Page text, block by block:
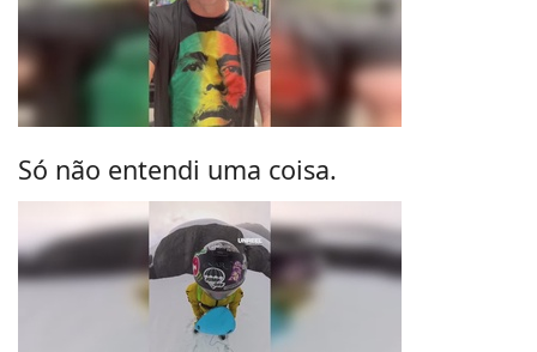
Só não entendi uma coisa.